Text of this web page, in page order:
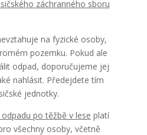
záchranného sboru
na fyzické osoby,
pozemku. Pokud ale
odpad, doporučujeme jej
nahlásit. Předejdete tím
jednotky.
po těžbě v lese platí
všechny osoby, včetně